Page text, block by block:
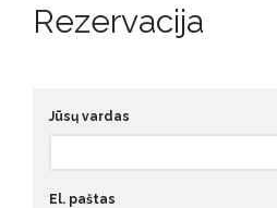
Rezervacija
Jūsų vardas
El. paštas